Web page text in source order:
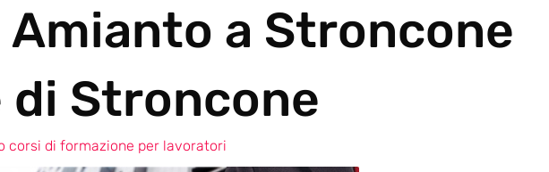
a Stroncone
di Stroncone
corsi di formazione per lavoratori